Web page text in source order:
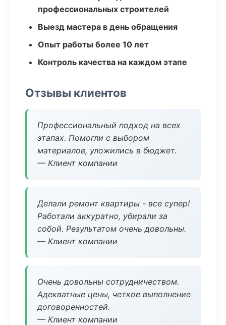
профессиональных строителей
Выезд мастера в день обращения
Опыт работы более 10 лет
Контроль качества на каждом этапе
Отзывы клиентов
Профессиональный подход на всех
этапах. Помогли с выбором
материалов, уложились в бюджет.
— Клиент компании
Делали ремонт квартиры - все супер!
Работали аккуратно, убирали за
собой. Результатом очень довольны.
— Клиент компании
Очень довольны сотрудничеством.
Адекватные цены, четкое выполнение
договоренностей.
— Клиент компании